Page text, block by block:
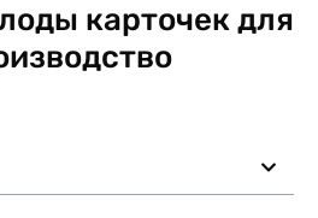
карточек для